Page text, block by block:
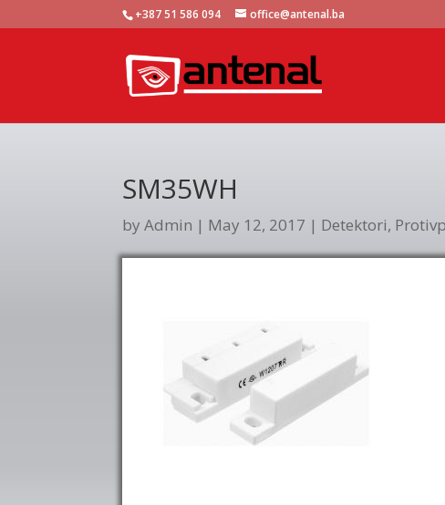
+387 51 586 094 office@antenal.ba
SM35WH
byAdmin | May 12, 2017 | Detektori,